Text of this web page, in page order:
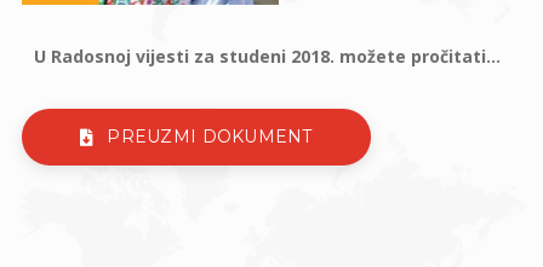
U Radosnoj vijesti za studeni 2018. možete pročitati...
PREUZMI DOKUMENT